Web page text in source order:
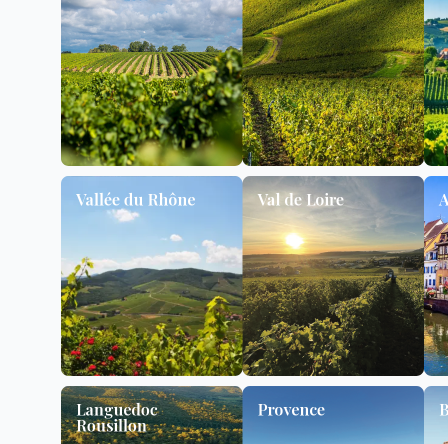
Vallée du Rhône Val de Loire
Languedoc
Rousillon
Provence